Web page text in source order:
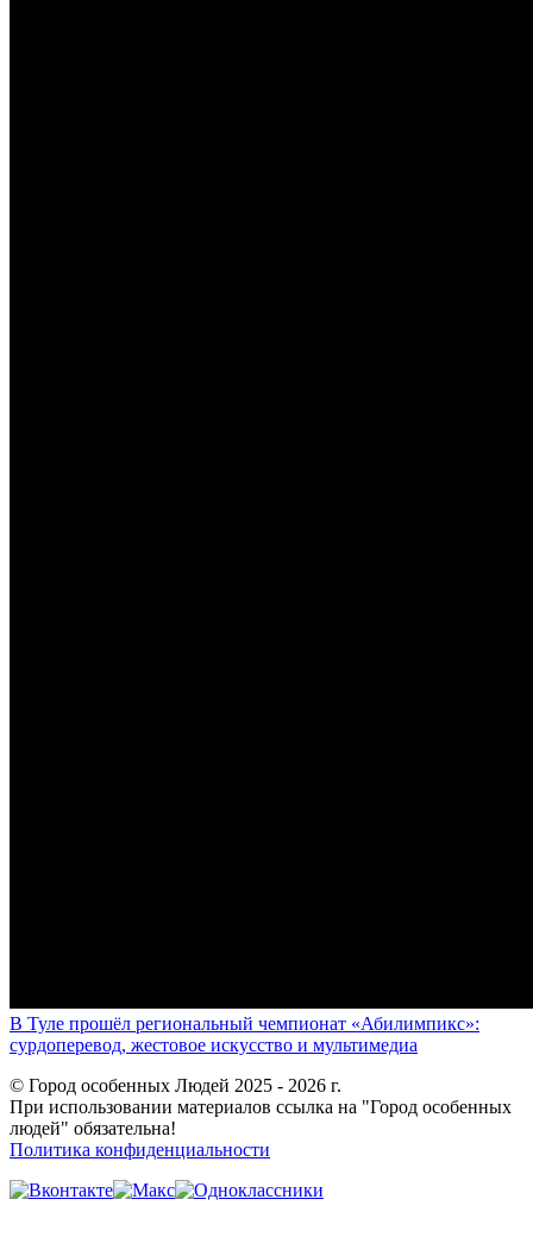
В Туле прошёл региональный чемпионат «Абилимпикс»:
сурдоперевод, жестовое искусство и мультимедиа
© Город особенных Людей 2025 - 2026 г.
При использовании материалов ссылка на "Город особенных
людей" обязательна!
Политика конфиденциальности